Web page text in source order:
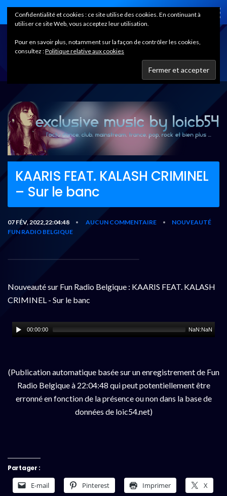
Home
KAARIS FEAT. KALASH CRIMINEL
– Sur le banc
07 FÉV, 2022,22:04:48 • AUCUN COMMENTAIRE •
NOUVEAUTÉ
FUN RADIO BELGIQUE
Nouveauté sur Fun Radio Belgique : KAARIS FEAT. KALASH
CRIMINEL - Sur le banc
00:00:00 NaN:NaN
(Publication automatique basée sur un enregistrement de Fun
Radio Belgique à 22:04:48 qui peut potentiellement être
erronné en fonction de la présence ou non dans la base de
données de loic54.net)
Partager :
E-mail Pinterest Imprimer X
Confidentialité et cookies : ce site utilise des cookies. En continuant à
utiliser ce site Web, vous acceptez leur utilisation.
Pour en savoir plus, notamment sur la façon de contrôler les cookies,
consultez :Politique relative aux cookies